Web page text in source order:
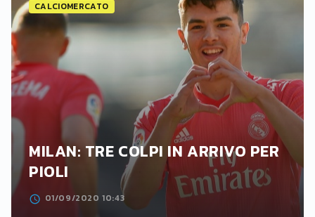
CALCIOMERCATO
MILAN: TRE COLPI IN ARRIVO PER
PIOLI
01/09/2020 10:43